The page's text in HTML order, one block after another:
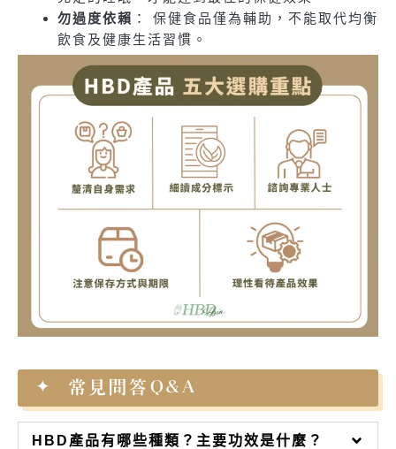
勿過度依賴 ： 保健食品僅為輔助，不能取代均衡
飲食及健康生活習慣。
常見問答Q&A
HBD產品有哪些種類？主要功效是什麼？